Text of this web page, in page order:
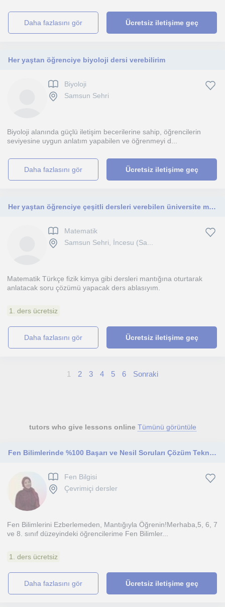
daha fazlasını gör Ücretsiz iletişime geç
Her yaştan öğrenciye biyoloji dersi verebilirim
Biyoloji
Samsun Sehri
Biyoloji alanında güçlü iletişim becerilerine sahip, öğrencilerin
seviyesine uygun anlatım yapabilen ve öğrenmeyi d...
daha fazlasını gör Ücretsiz iletişime geç
Her yaştan öğrenciye çeşitli dersleri verebilen üniversite mühendislik öğrencisi (4.sınıf)
Matematik
Samsun Sehri, İncesu (Sa...
Matematik Türkçe fizik kimya gibi dersleri mantığına oturtarak
anlatacak soru çözümü yapacak ders ablasıyım.
1. ders ücretsiz
daha fazlasını gör Ücretsiz iletişime geç
1 2 3 4 5 6 Sonraki
tutors who give lessons online Tümünü görüntüle
Fen Bilimlerinde %100 Başarı ve Nesil Soruları Çözüm Teknikleri | Derece Derece İlerleme LGS & Sınıflar
Fen Bilgisi
Çevrimiçi dersler
Fen Bilimlerini Ezberlemeden, Mantığıyla Öğrenin!Merhaba,5, 6, 7
ve 8. sınıf düzeyindeki öğrencilerime Fen Bilimler...
1. ders ücretsiz
daha fazlasını gör Ücretsiz iletişime geç